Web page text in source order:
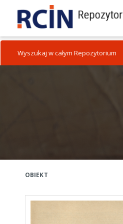
Wyszukaj w całym Repozytorium
OBIEKT